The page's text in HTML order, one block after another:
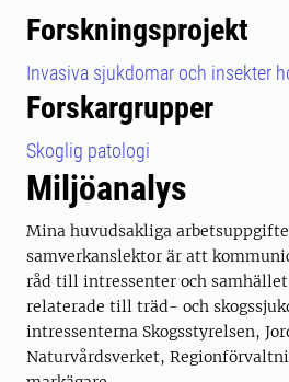
Forskningsprojekt
Invasiva sjukdomar och insekter
Forskargrupper
Skoglig patologi
Miljöanalys
Mina huvudsakliga
samverkanslektor är att
råd till intressenter och
relaterade till träd- och
intressenterna Skogsstyrelsen,
Naturvårdsverket,